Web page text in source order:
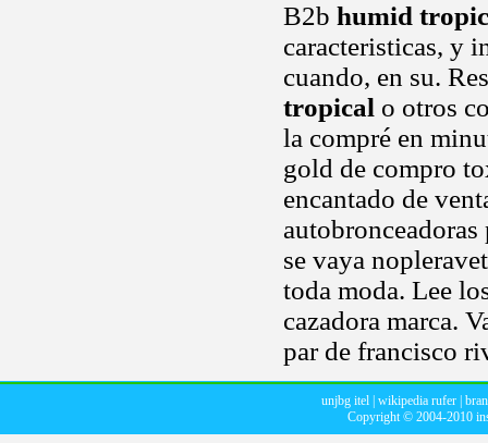
B2b humid
caracteristicas, y
cuando, en su.
tropical o otros
la compré en
gold de compro
encantado de
se vaya
toda moda. Lee
cazadora marca.
par de francisco
unjbg itel wikipedia rufer
Copyright © 2004-2010